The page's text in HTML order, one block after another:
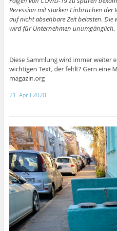
Rezession mit starken Einbrüchen der
auf nicht absehbare Zeit belasten. Die
wird für Unternehmen unumgänglich.
Diese Sammlung wird immer weiter
wichtigen Text, der fehlt? Gern eine
magazin.org
21. April 2020